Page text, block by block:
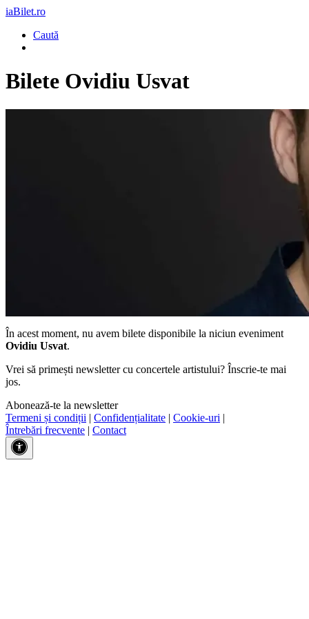
iaBilet.ro
Caută
Bilete Ovidiu Usvat
În acest moment, nu avem bilete disponibile la niciun eveniment
Ovidiu Usvat.
Vrei să primești newsletter cu concertele artistului? Înscrie-te mai
jos.
Abonează-te la newsletter
Termeni și condiții | Confidențialitate | Cookie-uri |
Întrebări frecvente | Contact